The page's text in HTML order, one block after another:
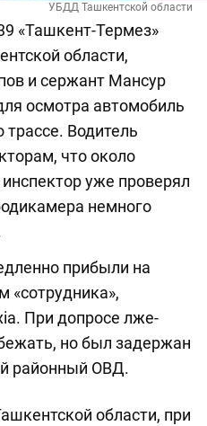
УБДД Ташкентской области
«Ташкент-Термез»
области,
и сержант Мансур
осмотра автомобиль
Водитель
что около
уже проверял
немного
прибыли на
«сотрудника»,
При допросе лже-
но был задержан
районный ОВД.
области, при